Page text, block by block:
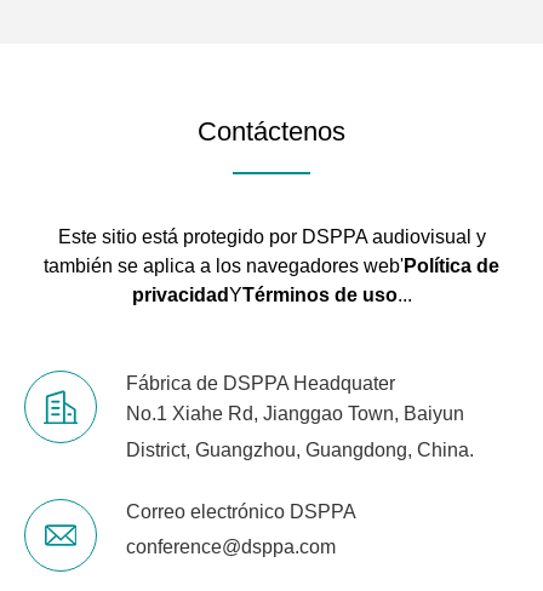
Contáctenos
Este sitio está protegido por DSPPA audiovisual y
también se aplica a los navegadores web'Política de
privacidadYTérminos de uso...
Fábrica de DSPPA Headquater
No.1 Xiahe Rd, Jianggao Town, Baiyun
District, Guangzhou, Guangdong, China.
Correo electrónico DSPPA
conference@dsppa.com